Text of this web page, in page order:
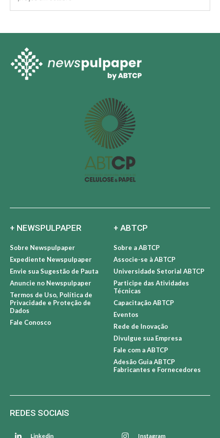
O mercado de aparas marrons apresentou nova retração nos
+ NEWSPULPAPER
Sobre Newspulpaper
Expediente Newspulpaper
Envie sua Sugestão de Pauta
Anuncie no Newspulpaper
Termos de Uso, Política de
Privacidade e Proteção de
+ ABTCP
Sobre a ABTCP
Associe-se à ABTCP
Universidade Setorial ABTCP
Participe das Atividades
Técnicas
Capacitação ABTCP
Eventos
Rede de Inovação
Divulgue sua Empresa
Fale com a ABTCP
Fabricantes e Fornecedores